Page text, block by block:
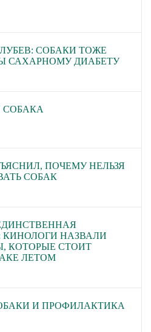
СОБАКИ ТОЖЕ
САХАРНОМУ ДИАБЕТУ
СОБАКА
ПОЧЕМУ НЕЛЬЗЯ
СОБАК
КИНОЛОГИ НАЗВАЛИ
КОТОРЫЕ СТОИТ
ЛЕТОМ
И ПРОФИЛАКТИКА